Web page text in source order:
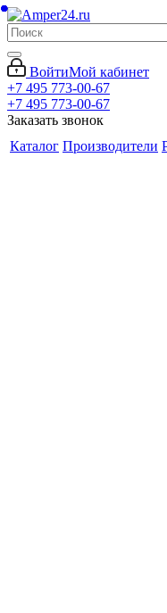
ВойтиМой кабинет
+7 495 773-00-67
+7 495 773-00-67
Заказать звонок
Каталог Производители